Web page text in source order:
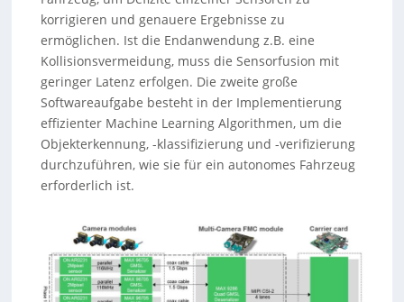
korrigieren und genauere Ergebnisse zu
ermöglichen. Ist die Endanwendung z.B. eine
Kollisionsvermeidung, muss die Sensorfusion mit
geringer Latenz erfolgen. Die zweite große
Softwareaufgabe besteht in der Implementierung
effizienter Machine Learning Algorithmen, um die
Objekterkennung, -klassifizierung und -verifizierung
durchzuführen, wie sie für ein autonomes Fahrzeug
erforderlich ist.